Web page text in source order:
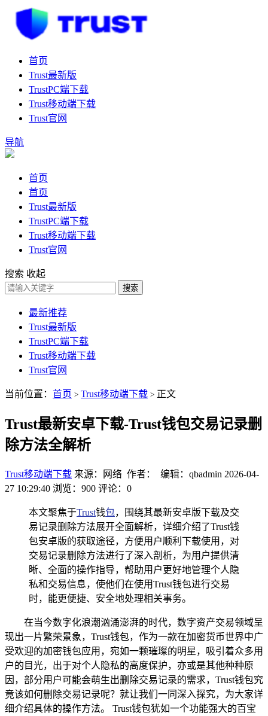
首页
Trust最新版
TrustPC端下载
Trust移动端下载
Trust官网
导航
首页
首页
Trust最新版
TrustPC端下载
Trust移动端下载
Trust官网
搜索 收起
搜索
最新推荐
Trust最新版
TrustPC端下载
Trust移动端下载
Trust官网
当前位置： 首页 > Trust移动端下载 > 正文
Trust最新安卓下载-Trust钱包交易记录删
除方法全解析
Trust移动端下载 来源：网络 作者： 编辑：qbadmin 2026-04-
27 10:29:40 浏览：900 评论：0
本文聚焦于Trust钱包，围绕其最新安卓版下载及交
易记录删除方法展开全面解析，详细介绍了Trust钱
包安卓版的获取途径，方便用户顺利下载使用，对
交易记录删除方法进行了深入剖析，为用户提供清
晰、全面的操作指导，帮助用户更好地管理个人隐
私和交易信息，使他们在使用Trust钱包进行交易
时，能更便捷、安全地处理相关事务。
在当今数字化浪潮汹涌澎湃的时代，数字资产交易领域呈
现出一片繁荣景象，Trust钱包，作为一款在加密货币世界中广
受欢迎的加密钱包应用，宛如一颗璀璨的明星，吸引着众多用
户的目光，出于对个人隐私的高度保护，亦或是其他种种原
因，部分用户可能会萌生出删除交易记录的需求，Trust钱包究
竟该如何删除交易记录呢？就让我们一同深入探究，为大家详
细介绍具体的操作方法。 Trust钱包犹如一个功能强大的百宝